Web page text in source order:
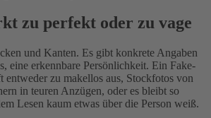
zu perfekt oder zu vage
und Kanten. Es gibt konkrete Angaben
eine erkennbare Persönlichkeit. Ein Fake-
entweder zu makellos aus, Stockfotos von
in teuren Anzügen, oder es bleibt so
Lesen kaum etwas über die Person weiß.